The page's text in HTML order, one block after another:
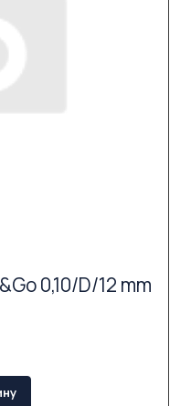
0,10/D/12 mm